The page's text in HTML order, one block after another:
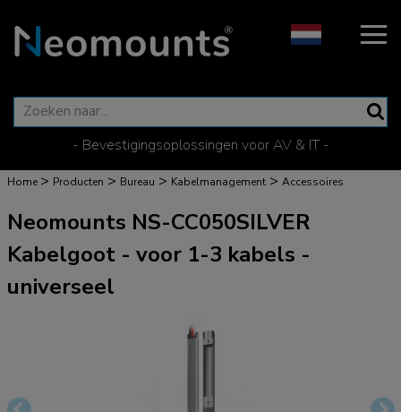
- Bevestigingsoplossingen voor AV & IT -
Home > Producten > Bureau > Kabelmanagement > Accessoires
Neomounts NS-CC050SILVER
Kabelgoot - voor 1-3 kabels -
universeel